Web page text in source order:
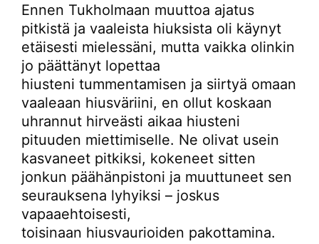
Ennen Tukholmaan muuttoa ajatus
pitkistä ja vaaleista hiuksista oli käynyt
etäisesti mielessäni, mutta vaikka olinkin
jo päättänyt lopettaa
hiusteni tummentamisen ja siirtyä omaan
vaaleaan hiusväriini, en ollut koskaan
uhrannut hirveästi aikaa hiusteni
pituuden miettimiselle. Ne olivat usein
kasvaneet pitkiksi, kokeneet sitten
jonkun päähänpistoni ja muuttuneet sen
seurauksena lyhyiksi – joskus
vapaaehtoisesti,
toisinaan hiusvaurioiden pakottamina.